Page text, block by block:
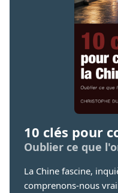
10 clés pour
Oublier ce que
La Chine fascine,
comprenons-nous